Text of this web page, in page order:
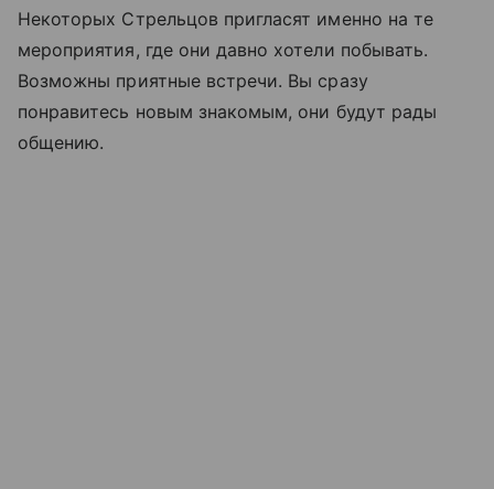
Некоторых Стрельцов пригласят именно на те
мероприятия, где они давно хотели побывать.
Возможны приятные встречи. Вы сразу
понравитесь новым знакомым, они будут рады
общению.